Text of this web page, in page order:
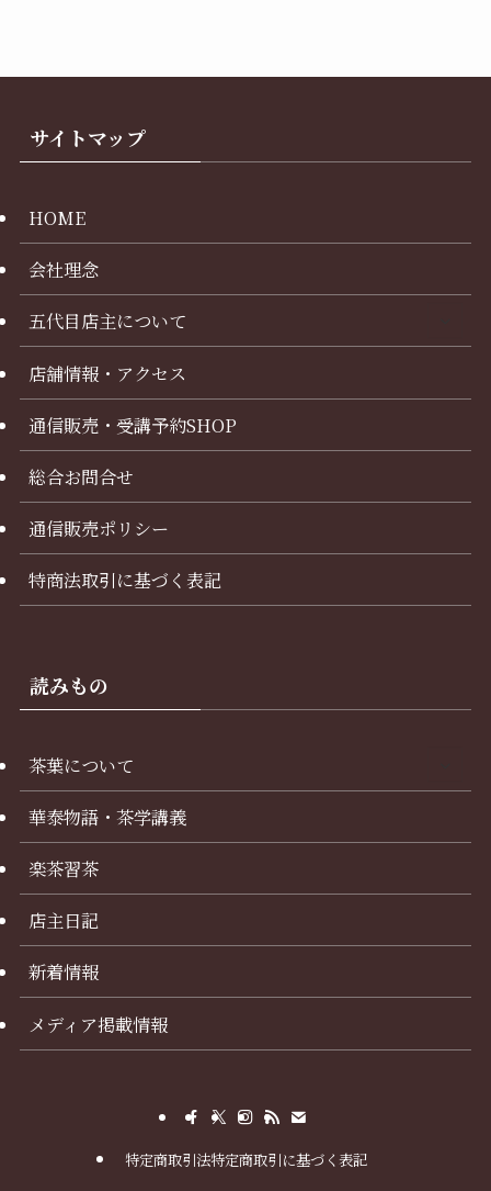
サイトマップ
HOME
会社理念
五代目店主について
店舗情報・アクセス
通信販売・受講予約SHOP
総合お問合せ
通信販売ポリシー
特商法取引に基づく表記
読みもの
茶葉について
華泰物語・茶学講義
楽茶習茶
店主日記
新着情報
メディア掲載情報
特定商取引法特定商取引に基づく表記